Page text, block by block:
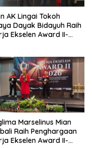
AK Lingai Tokoh
Dayak Bidayuh Raih
Ekselen Award II-
Marselinus Mian
Raih Penghargaan
Ekselen Award II-